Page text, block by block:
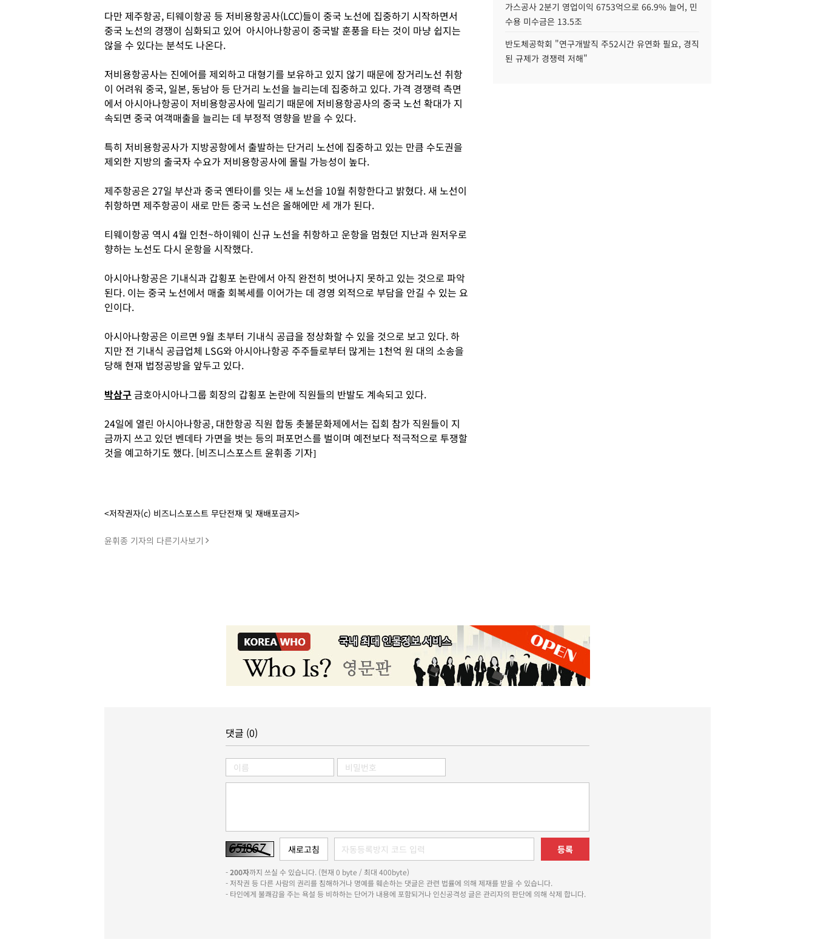
다만 제주항공, 티웨이항공 등 저비용항공사(LCC)들이 중국 노선에 집중하기 시작하면서
중국 노선의 경쟁이 심화되고 있어 아시아나항공이 중국발 훈풍을 타는 것이 마냥 쉽지는
않을 수 있다는 분석도 나온다.
저비용항공사는 진에어를 제외하고 대형기를 보유하고 있지 않기 때문에 장거리노선 취항
이 어려워 중국, 일본, 동남아 등 단거리 노선을 늘리는데 집중하고 있다. 가격 경쟁력 측면
에서 아시아나항공이 저비용항공사에 밀리기 때문에 저비용항공사의 중국 노선 확대가 지
속되면 중국 여객매출을 늘리는 데 부정적 영향을 받을 수 있다.
특히 저비용항공사가 지방공항에서 출발하는 단거리 노선에 집중하고 있는 만큼 수도권을
제외한 지방의 출국자 수요가 저비용항공사에 몰릴 가능성이 높다.
제주항공은 27일 부산과 중국 옌타이를 잇는 새 노선을 10월 취항한다고 밝혔다. 새 노선이
취항하면 제주항공이 새로 만든 중국 노선은 올해에만 세 개가 된다.
티웨이항공 역시 4월 인천~하이웨이 신규 노선을 취항하고 운항을 멈췄던 지난과 원저우로
향하는 노선도 다시 운항을 시작했다.
아시아나항공은 기내식과 갑횡포 논란에서 아직 완전히 벗어나지 못하고 있는 것으로 파악
된다. 이는 중국 노선에서 매출 회복세를 이어가는 데 경영 외적으로 부담을 안길 수 있는 요
인이다.
아시아나항공은 이르면 9월 초부터 기내식 공급을 정상화할 수 있을 것으로 보고 있다. 하
지만 전 기내식 공급업체 LSG와 아시아나항공 주주들로부터 많게는 1천억 원 대의 소송을
당해 현재 법정공방을 앞두고 있다.
박삼구 금호아시아나그룹 회장의 갑횡포 논란에 직원들의 반발도 계속되고 있다.
24일에 열린 아시아나항공, 대한항공 직원 합동 촛불문화제에서는 집회 참가 직원들이 지
금까지 쓰고 있던 벤데타 가면을 벗는 등의 퍼포먼스를 벌이며 예전보다 적극적으로 투쟁할
것을 예고하기도 했다. [비즈니스포스트 윤휘종 기자]
<저작권자(c) 비즈니스포스트 무단전재 및 재배포금지>
윤휘종 기자의 다른기사보기
가스공사 2분기 영업이익 6753억으로 66.9% 늘어, 민
수용 미수금은 13.5조
반도체공학회 "연구개발직 주52시간 유연화 필요, 경직
된 규제가 경쟁력 저해"
댓글 (0)
등록
-200자까지 쓰실 수 있습니다. (현재 0 byte / 최대 400byte)
- 저작권 등 다른 사람의 권리를 침해하거나 명예를 훼손하는 댓글은 관련 법률에 의해 제재를 받을 수 있습니다.
- 타인에게 불쾌감을 주는 욕설 등 비하하는 단어가 내용에 포함되거나 인신공격성 글은 관리자의 판단에 의해 삭제 합니다.